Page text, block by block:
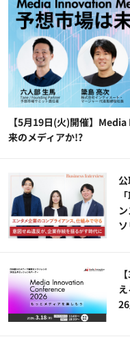
【5月19日(火)開催】
来のメディアか!?